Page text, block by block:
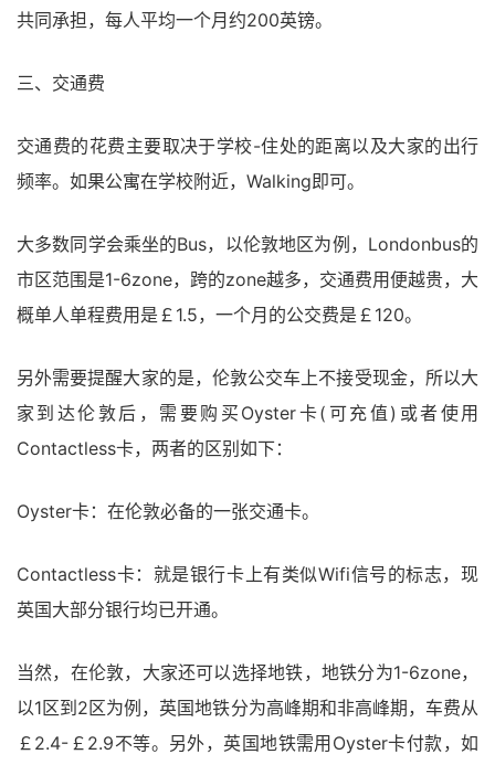
共同承担，每人平均一个月约200英镑。
三、交通费
交通费的花费主要取决于学校-住处的距离以及大家的出行
频率。如果公寓在学校附近，Walking即可。
大多数同学会乘坐的Bus，以伦敦地区为例，Londonbus的
市区范围是1-6zone，跨的zone越多，交通费用便越贵，大
概单人单程费用是￡1.5，一个月的公交费是￡120。
另外需要提醒大家的是，伦敦公交车上不接受现金，所以大
家到达伦敦后，需要购买Oyster卡(可充值)或者使用
Contactless卡，两者的区别如下：
Oyster卡：在伦敦必备的一张交通卡。
Contactless卡：就是银行卡上有类似Wifi信号的标志，现
英国大部分银行均已开通。
当然，在伦敦，大家还可以选择地铁，地铁分为1-6zone，
以1区到2区为例，英国地铁分为高峰期和非高峰期，车费从
￡2.4-￡2.9不等。另外，英国地铁需用Oyster卡付款，如